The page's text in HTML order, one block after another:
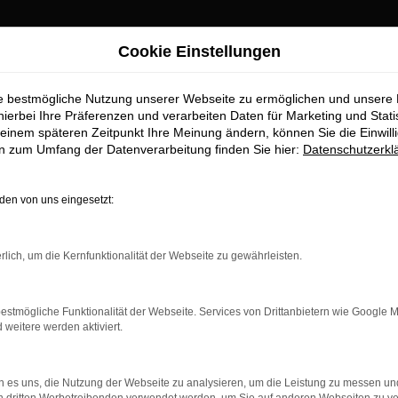
für
Schrobenhausen erhalten Sie
für exzellente Audi A5 Gebrauchtwagen Fahrzeuge für
zu präsentieren, die höchste Standards in
geht. Erfahren Sie mehr über unsere beeindruckende Audi
Cookie Einstellungen
bestmögliche Nutzung unserer Webseite zu ermöglichen und unsere
Ihre Präferenzen und verarbeiten Daten für Marketing und
späteren Zeitpunkt Ihre Meinung ändern, können Sie die
zum Umfang der Datenverarbeitung finden Sie hier:
von uns eingesetzt:
um die Kernfunktionalität der Webseite zu gewährleisten.
Funktionalität der Webseite. Services von Drittanbietern wie Google
weitere werden aktiviert.
es uns, die Nutzung der Webseite zu analysieren, um die Leistung zu messen